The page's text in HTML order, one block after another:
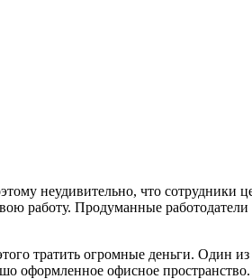
неудивительно, что сотрудники
работу. Продуманные
тратить огромные деньги.
оформленное офисное